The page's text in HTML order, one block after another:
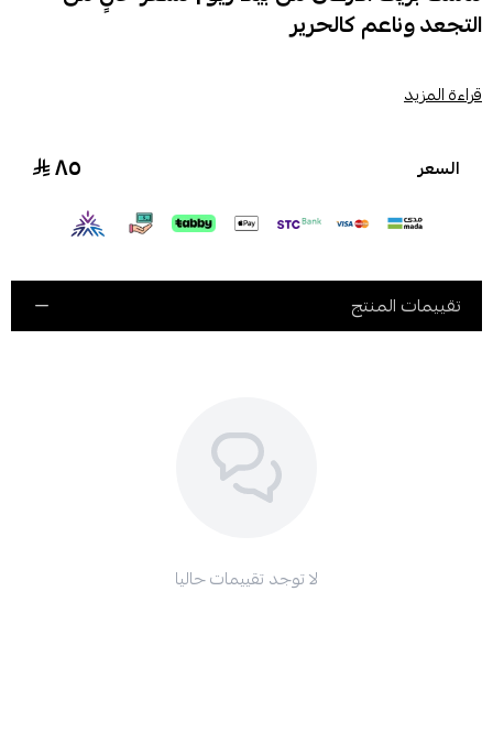
التجعد وناعم كالحرير
من بيلا ريو.
الماسك على إصلاح وتجديد ألياف الشعر، مُقويًا خصلات شعركِ ومنحكِ
ينعم حتى أكثر أنواع الشعر خشونة.
يحافظ على استقامة الشعر لفترة أطول.
قراءة المزيد
السعر ٨٥
تقييمات المنتج
لا توجد تقييمات حاليا